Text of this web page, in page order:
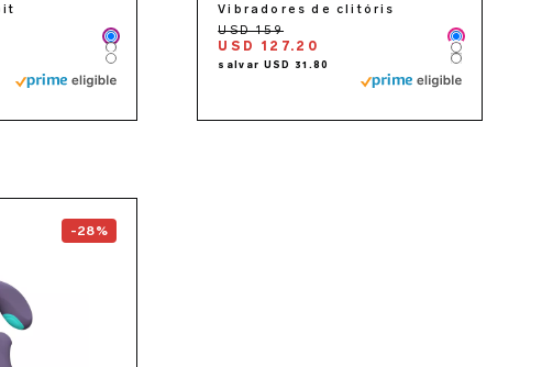
Color
Color
Color
Vibradores de clitóris
USD 127.20 Color
Color
Color
-28%